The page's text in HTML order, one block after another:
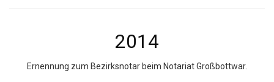
2014
Ernennung zum Bezirksnotar beim Notariat Großbottwar.